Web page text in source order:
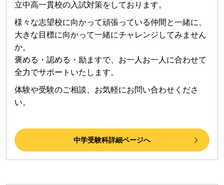
立中高一貫校の入試対策をしております。
様々な志望校に向かって頑張っている仲間と一緒に、
大きな目標に向かって一緒にチャレンジしてみません
か。
褒める・認める・励ますで、お一人お一人に合わせて
全力でサポートいたします。
体験や受験のご相談、お気軽にお問い合わせくださ
い。
中学受験科詳細ページへ